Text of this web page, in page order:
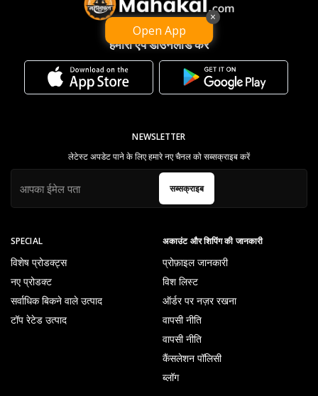
हमारा ऐप डाउनलोड करें
SPECIAL
विशेष प्रोडक्ट्स
नए प्रोडक्ट
सर्वाधिक बिकने वाले उत्पाद
टॉप रेटेड उत्पाद
अकाउंट और शिपिंग की जानकारी
प्रोफ़ाइल जानकारी
विश लिस्ट
ऑर्डर पर नज़र रखना
वापसी नीति
वापसी नीति
कैंसलेशन पॉलिसी
ब्लॉग
NEWSLETTER
लेटेस्ट अपडेट पाने के लिए हमारे नए चैनल को सब्सक्राइब करें
सब्सक्राइब
Open App
×